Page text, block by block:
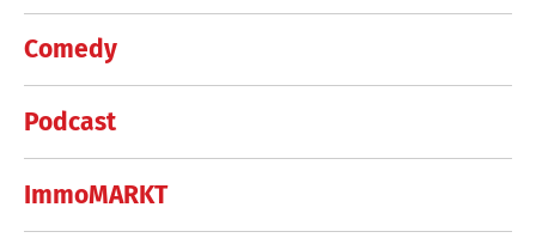
Comedy
Podcast
ImmoMARKT